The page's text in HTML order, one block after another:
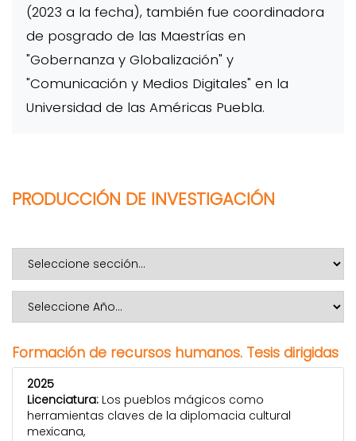
(2023 a la fecha), también fue coordinadora
de posgrado de las Maestrías en
"Gobernanza y Globalización" y
"Comunicación y Medios Digitales" en la
Universidad de las Américas Puebla.
PRODUCCIÓN DE INVESTIGACIÓN
Formación de recursos humanos. Tesis dirigidas
2025
Licenciatura: Los pueblos mágicos como
herramientas claves de la diplomacia cultural
mexicana,